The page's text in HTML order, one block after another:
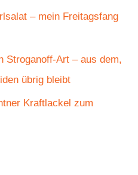
– mein Freitagsfang
Stroganoff-Art – aus dem,
übrig bleibt
Kraftlackel zum